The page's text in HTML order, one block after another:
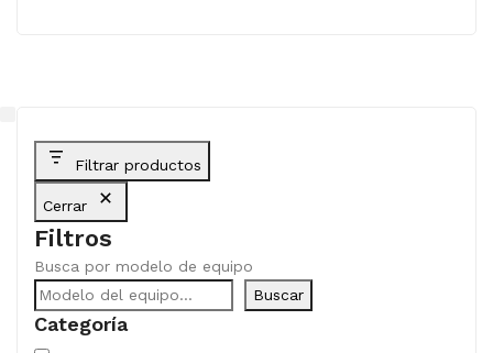
Filtrar productos
Cerrar
Filtros
Busca por modelo de equipo
Buscar
Categoría